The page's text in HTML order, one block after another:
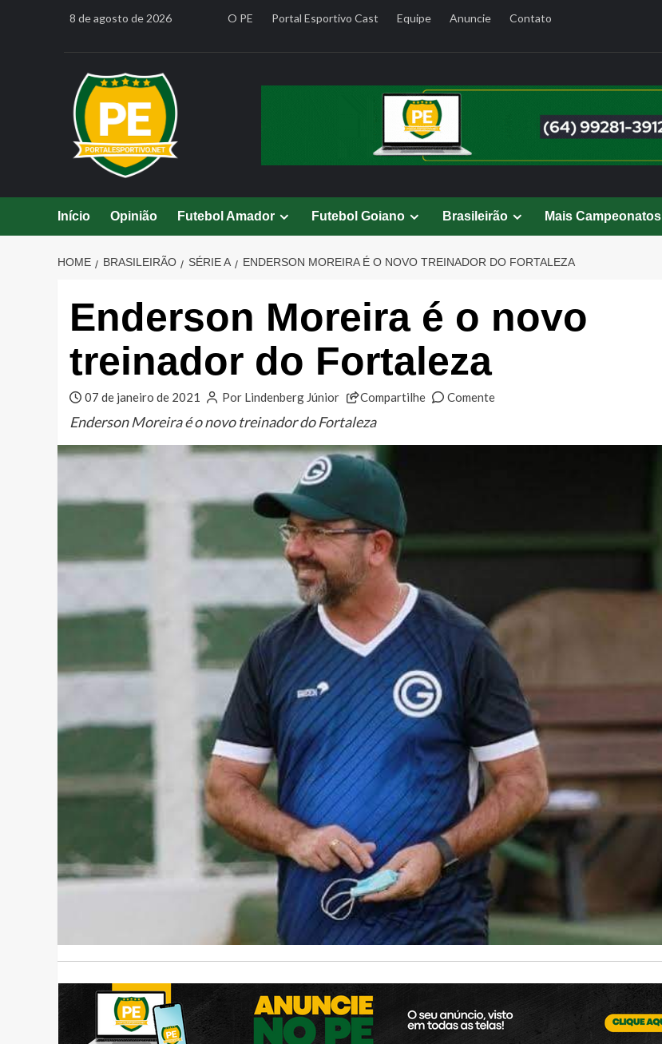
8 de agosto de 2026 O PE Portal Esportivo Cast Equipe Anuncie Contato
Início Opinião Futebol Amador Futebol Goiano Brasileirão Mais Campeonatos
HOME BRASILEIRÃO SÉRIE A ENDERSON MOREIRA É O NOVO TREINADOR DO FORTALEZA
Enderson Moreira é o novo
treinador do Fortaleza
07 de janeiro de 2021 Por Lindenberg Júnior Compartilhe Comente
Enderson Moreira é o novo treinador do Fortaleza